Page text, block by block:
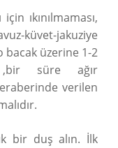
ıkınılmaması,
küvet-jakuziye
bacak üzerine 1-2
,bir süre ağır
verilen
bir duş alın. İlk